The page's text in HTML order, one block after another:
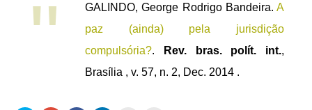
GALINDO, George Rodrigo Bandeira. A
paz (ainda) pela jurisdição
compulsória?. Rev. bras. polít. int.,
Brasília , v. 57, n. 2, Dec. 2014 .